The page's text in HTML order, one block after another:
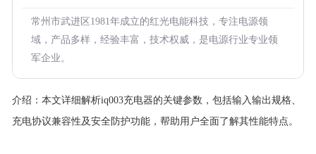
常州市武进区1981年成立的红光电能科技，专注电源领
域，产品多样，经验丰富，技术权威，是电源行业专业领
军企业。
介绍： 本文详细解析iq003充电器的关键参数，包括输入输出规格、
充电协议兼容性及安全防护功能，帮助用户全面了解其性能特点。